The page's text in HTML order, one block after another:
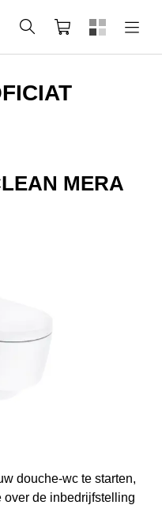
Zoeken Winkelmandje
MERA
douche-wc te starten,
over de inbedrijfstelling